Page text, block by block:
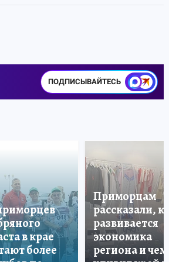
ПОДПИСЫВАЙТЕСЬ
в крае
более
Приморцам
рассказали, как
развивается
экономика
региона и чем